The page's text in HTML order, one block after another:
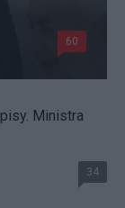
60
Ministra
34